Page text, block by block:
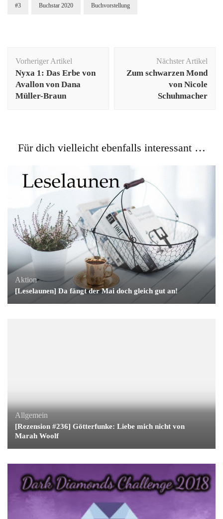
#3 Buchstar 2020 Buchvorstellung
Vorheriger Artikel
Nyxa 1: Das Erbe von
Avallon von Dana
Müller-Braun
Nächster Artikel
Zum schwarzen Mond
von Nicole
Schuhmacher
Für dich vielleicht ebenfalls interessant …
Aktion
[Leselaunen] Da fängt der Mai doch gleich gut an!
Allgemein
[Rezension #236] Götterfunke: Liebe mich nicht von
Marah Woolf